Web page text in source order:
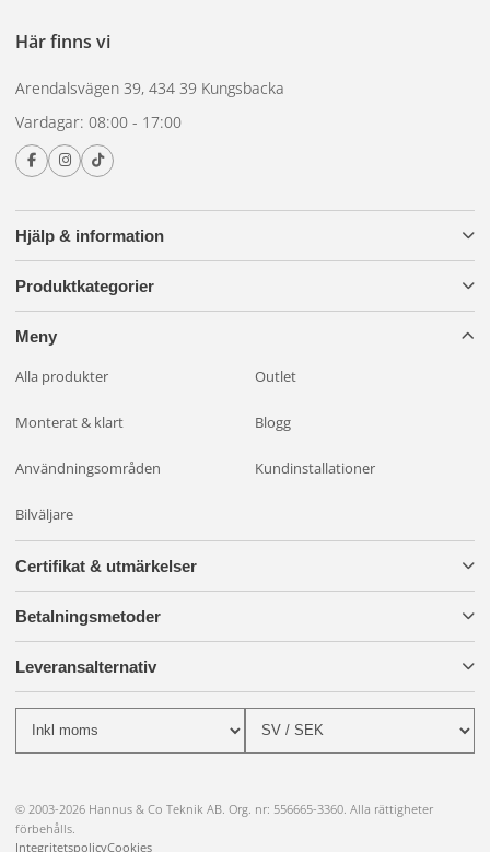
Hjälp & information
Produktkategorier
Meny
Alla produkter Outlet
Monterat & klart Blogg
Användningsområden Kundinstallationer
Bilväljare
Här finns vi
Arendalsvägen 39, 434 39 Kungsbacka
Vardagar: 08:00 - 17:00
Certifikat & utmärkelser
Betalningsmetoder
Leveransalternativ
© 2003-2026 Hannus & Co Teknik AB. Org. nr: 556665-3360. Alla rättigheter
förbehålls.
IntegritetspolicyCookies